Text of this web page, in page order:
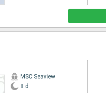
MSC Seaview
8 d